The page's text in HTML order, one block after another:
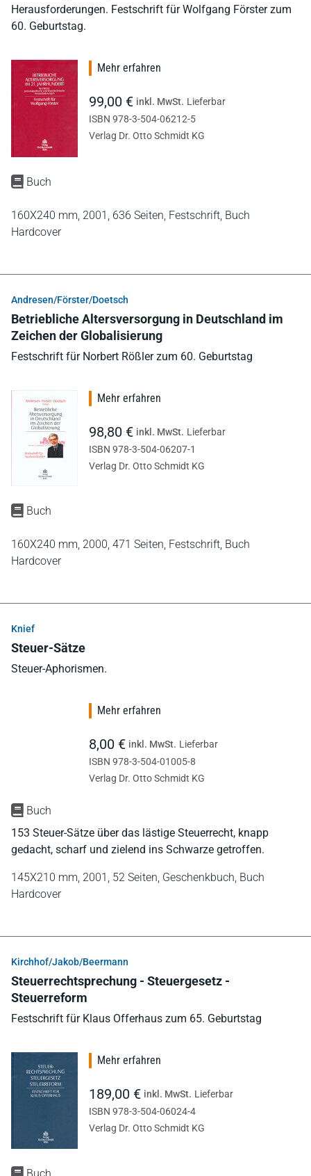
Herausforderungen. Festschrift für Wolfgang Förster zum
60. Geburtstag.
Buch
160X240 mm, 2001, 636 Seiten, Festschrift, Buch
Hardcover
Mehr erfahren
99,00 € inkl. MwSt. Lieferbar
ISBN 978-3-504-06212-5
Verlag Dr. Otto Schmidt KG
Andresen/Förster/Doetsch
Betriebliche Altersversorgung in Deutschland im
Zeichen der Globalisierung
Festschrift für Norbert Rößler zum 60. Geburtstag
Buch
160X240 mm, 2000, 471 Seiten, Festschrift, Buch
Hardcover
Mehr erfahren
98,80 € inkl. MwSt. Lieferbar
ISBN 978-3-504-06207-1
Verlag Dr. Otto Schmidt KG
Knief
Steuer-Sätze
Steuer-Aphorismen.
Buch
153 Steuer-Sätze über das lästige Steuerrecht, knapp
gedacht, scharf und zielend ins Schwarze getroffen.
145X210 mm, 2001, 52 Seiten, Geschenkbuch, Buch
Hardcover
Mehr erfahren
8,00 € inkl. MwSt. Lieferbar
ISBN 978-3-504-01005-8
Verlag Dr. Otto Schmidt KG
Kirchhof/Jakob/Beermann
Steuerrechtsprechung - Steuergesetz -
Steuerreform
Festschrift für Klaus Offerhaus zum 65. Geburtstag
Buch
Mehr erfahren
189,00 € inkl. MwSt. Lieferbar
ISBN 978-3-504-06024-4
Verlag Dr. Otto Schmidt KG